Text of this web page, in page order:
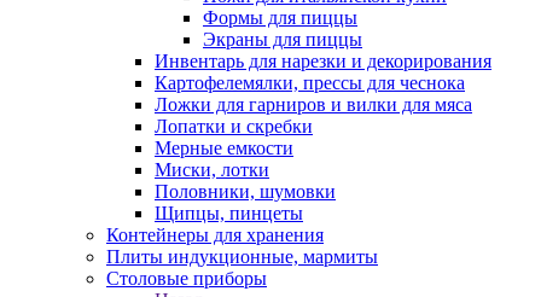
Формы для пиццы
Экраны для пиццы
Инвентарь для нарезки и декорирования
Картофелемялки, прессы для чеснока
Ложки для гарниров и вилки для мяса
Лопатки и скребки
Мерные емкости
Миски, лотки
Половники, шумовки
Щипцы, пинцеты
Контейнеры для хранения
Плиты индукционные, мармиты
Столовые приборы